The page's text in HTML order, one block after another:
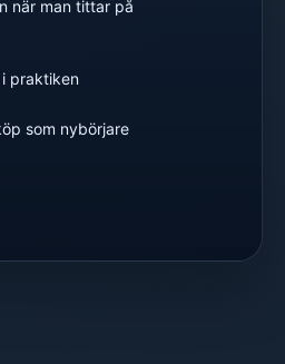
när man tittar på
praktiken
som nybörjare